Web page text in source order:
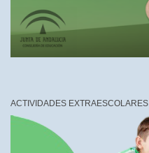
ACTIVIDADES EXTRAESCOLARES